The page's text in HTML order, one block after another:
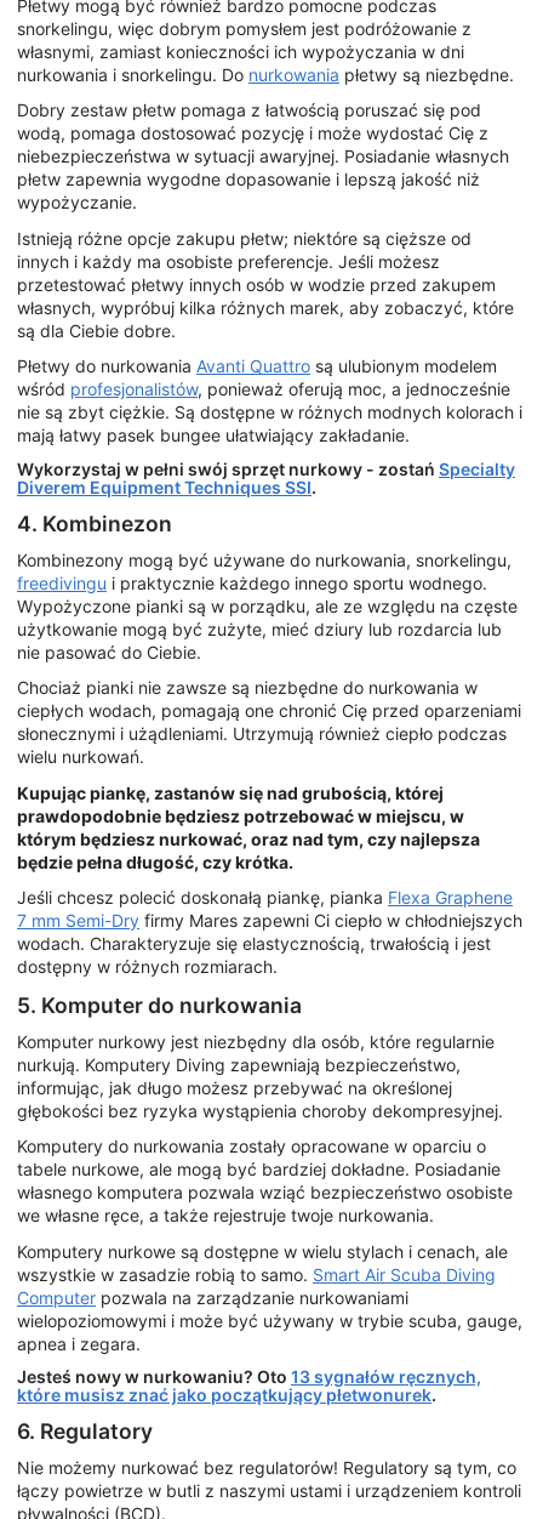
Płetwy mogą być również bardzo pomocne podczas
snorkelingu, więc dobrym pomysłem jest podróżowanie z
własnymi, zamiast konieczności ich wypożyczania w dni
nurkowania i snorkelingu. Do nurkowania płetwy są niezbędne.
Dobry zestaw płetw pomaga z łatwością poruszać się pod
wodą, pomaga dostosować pozycję i może wydostać Cię z
niebezpieczeństwa w sytuacji awaryjnej. Posiadanie własnych
płetw zapewnia wygodne dopasowanie i lepszą jakość niż
wypożyczanie.
Istnieją różne opcje zakupu płetw; niektóre są cięższe od
innych i każdy ma osobiste preferencje. Jeśli możesz
przetestować płetwy innych osób w wodzie przed zakupem
własnych, wypróbuj kilka różnych marek, aby zobaczyć, które
są dla Ciebie dobre.
Płetwy do nurkowania Avanti Quattro są ulubionym modelem
wśród profesjonalistów, ponieważ oferują moc, a jednocześnie
nie są zbyt ciężkie. Są dostępne w różnych modnych kolorach i
mają łatwy pasek bungee ułatwiający zakładanie.
Wykorzystaj w pełni swój sprzęt nurkowy - zostań Specialty
Diverem Equipment Techniques SSI.
4. Kombinezon
Kombinezony mogą być używane do nurkowania, snorkelingu,
freedivingu i praktycznie każdego innego sportu wodnego.
Wypożyczone pianki są w porządku, ale ze względu na częste
użytkowanie mogą być zużyte, mieć dziury lub rozdarcia lub
nie pasować do Ciebie.
Chociaż pianki nie zawsze są niezbędne do nurkowania w
ciepłych wodach, pomagają one chronić Cię przed oparzeniami
słonecznymi i użądleniami. Utrzymują również ciepło podczas
wielu nurkowań.
Kupując piankę, zastanów się nad grubością, której
prawdopodobnie będziesz potrzebować w miejscu, w
którym będziesz nurkować, oraz nad tym, czy najlepsza
będzie pełna długość, czy krótka.
Jeśli chcesz polecić doskonałą piankę, pianka Flexa Graphene
7 mm Semi-Dry firmy Mares zapewni Ci ciepło w chłodniejszych
wodach. Charakteryzuje się elastycznością, trwałością i jest
dostępny w różnych rozmiarach.
5. Komputer do nurkowania
Komputer nurkowy jest niezbędny dla osób, które regularnie
nurkują. Komputery Diving zapewniają bezpieczeństwo,
informując, jak długo możesz przebywać na określonej
głębokości bez ryzyka wystąpienia choroby dekompresyjnej.
Komputery do nurkowania zostały opracowane w oparciu o
tabele nurkowe, ale mogą być bardziej dokładne. Posiadanie
własnego komputera pozwala wziąć bezpieczeństwo osobiste
we własne ręce, a także rejestruje twoje nurkowania.
Komputery nurkowe są dostępne w wielu stylach i cenach, ale
wszystkie w zasadzie robią to samo. Smart Air Scuba Diving
Computer pozwala na zarządzanie nurkowaniami
wielopoziomowymi i może być używany w trybie scuba, gauge,
apnea i zegara.
Jesteś nowy w nurkowaniu? Oto 13 sygnałów ręcznych,
które musisz znać jako początkujący płetwonurek.
6. Regulatory
Nie możemy nurkować bez regulatorów! Regulatory są tym, co
łączy powietrze w butli z naszymi ustami i urządzeniem kontroli
pływalności (BCD).